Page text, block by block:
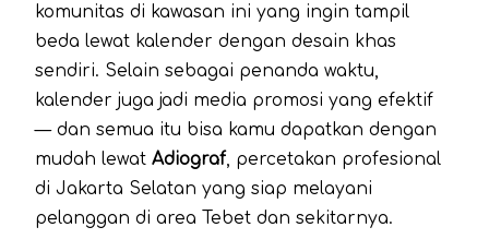
komunitas di kawasan ini yang ingin tampil
beda lewat kalender dengan desain khas
sendiri. Selain sebagai penanda waktu,
kalender juga jadi media promosi yang efektif
— dan semua itu bisa kamu dapatkan dengan
mudah lewat Adiograf, percetakan profesional
di Jakarta Selatan yang siap melayani
pelanggan di area Tebet dan sekitarnya.